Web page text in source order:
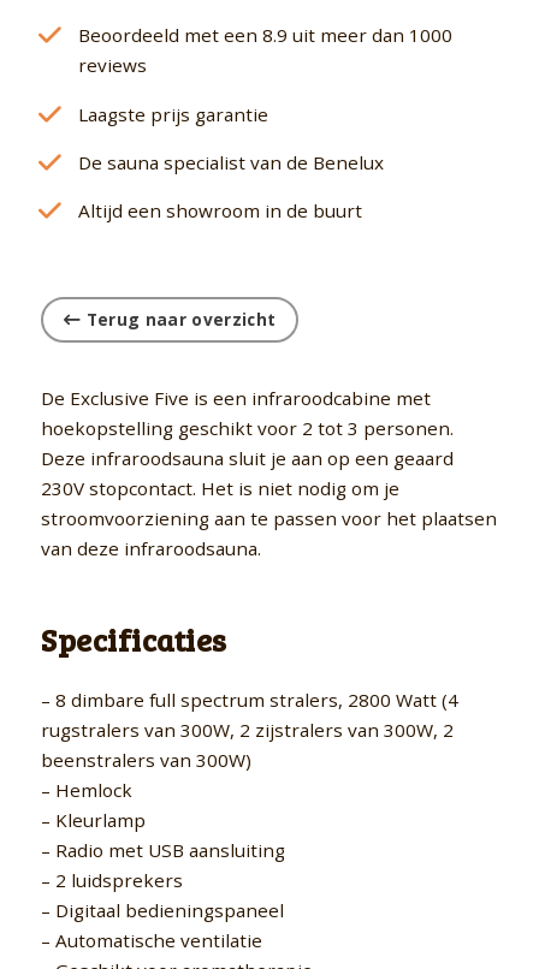
Beoordeeld met een 8.9 uit meer dan 1000
reviews
Laagste prijs garantie
De sauna specialist van de Benelux
Altijd een showroom in de buurt
Terug naar overzicht
De Exclusive Five is een infraroodcabine met
hoekopstelling geschikt voor 2 tot 3 personen.
Deze infraroodsauna sluit je aan op een geaard
230V stopcontact. Het is niet nodig om je
stroomvoorziening aan te passen voor het plaatsen
van deze infraroodsauna.
Specificaties
– 8 dimbare full spectrum stralers, 2800 Watt (4
rugstralers van 300W, 2 zijstralers van 300W, 2
beenstralers van 300W)
– Hemlock
– Kleurlamp
– Radio met USB aansluiting
– 2 luidsprekers
– Digitaal bedieningspaneel
– Automatische ventilatie